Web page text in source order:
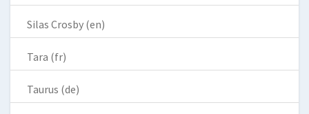
Silas Crosby (en)
Tara (fr)
Taurus (de)